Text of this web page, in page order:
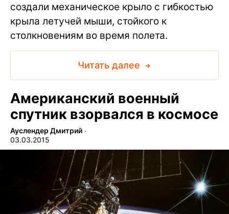
создали механическое крыло с гибкостью
крыла летучей мыши, стойкого к
столкновениям во время полета.
Читать далее
Американский военный
спутник взорвался в космосе
Ауслендер Дмитрий ∙
03.03.2015